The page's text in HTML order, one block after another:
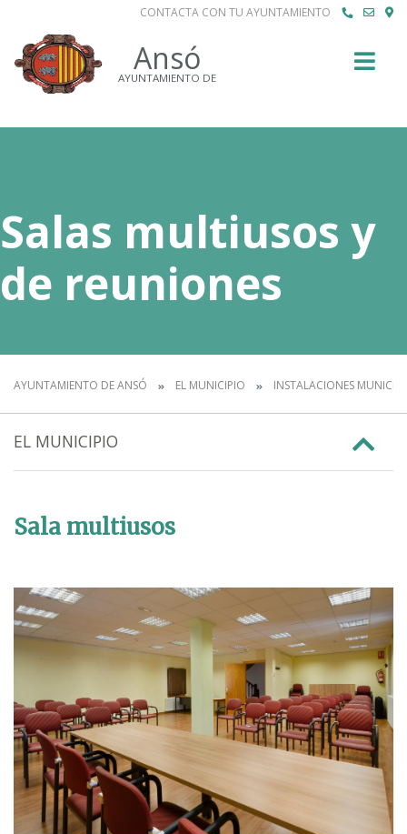
CONTACTA CON TU AYUNTAMIENTO
Ansó
AYUNTAMIENTO DE
Salas multiusos y
de reuniones
AYUNTAMIENTO DE ANSÓ EL MUNICIPIO INSTALACIONES
EL MUNICIPIO
Sala multiusos